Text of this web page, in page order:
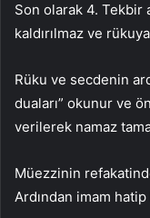
Son olarak 4. Tekbir
kaldırılmaz ve
Rüku ve secdenin
duaları” okunur ve
verilerek namaz
Müezzinin
Ardından imam